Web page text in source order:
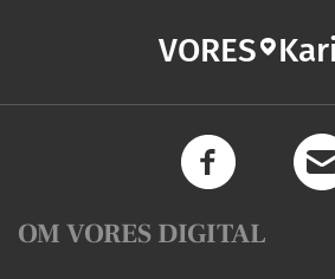
VORES
OM VORES DIGITAL